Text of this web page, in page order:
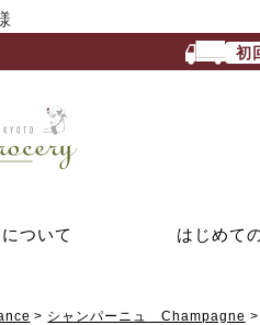
初
ついて はじめて
シャンパーニュ Champagne